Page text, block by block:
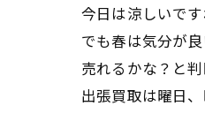
今日は涼しいで
でも春は気分が
売れるかな？と
出張買取は曜日